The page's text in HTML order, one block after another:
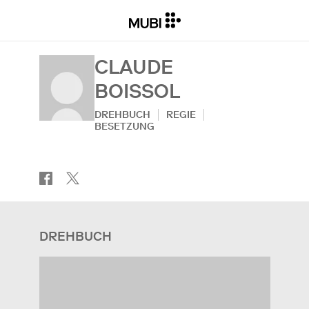
CLAUDE
BOISSOL
DREHBUCH
REGIE
BESETZUNG
DREHBUCH